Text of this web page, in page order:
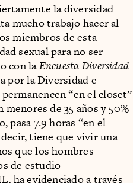
la diversidad
mucho trabajo hacer al
miembros de esta
sexual para no ser
con laEncuesta Diversidad
por la Diversidad e
“en el closet”
de 35 años y 50%
pasa 7.9 horas “en el
tiene que vivir una
que los hombres
de estudio
ha evidenciado a través